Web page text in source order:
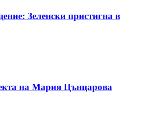
Зеленски пристигна в
на Мария Цънцарова